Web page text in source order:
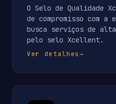
O Selo de Qualidade
de compromisso com a
busca serviços de
pelo selo Xcellent.
Ver detalhes→